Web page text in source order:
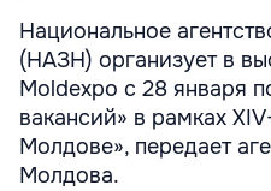
Национальное
(НАЗН) организует в
Moldexpo с 28 января
вакансий» в рамках
Молдове», передает
Молдова.